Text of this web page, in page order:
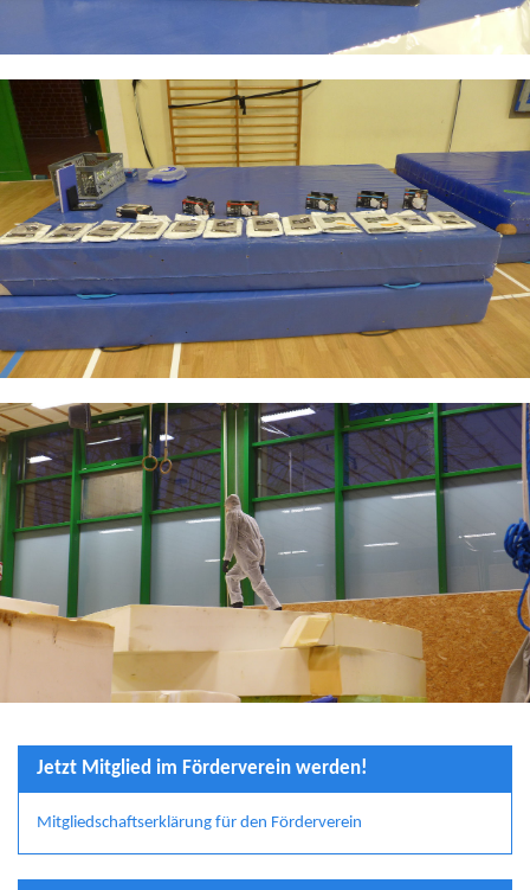
Jetzt Mitglied im Förderverein werden!
Mitgliedschaftserklärung für den Förderverein